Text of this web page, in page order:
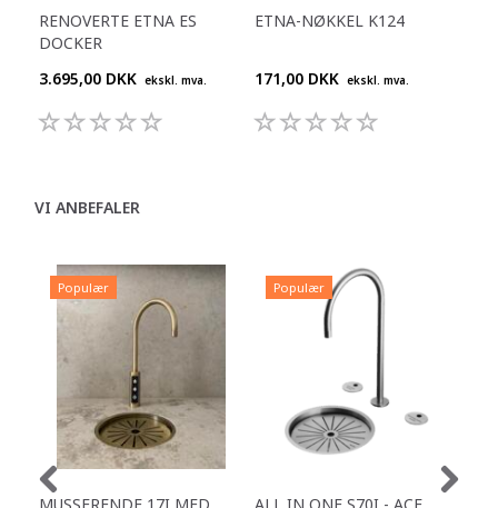
RENOVERTE ETNA ES
DOCKER
3.695,00 DKK ekskl. mva.
ETNA-NØKKEL K124
171,00 DKK ekskl. mva.
VI ANBEFALER
Populær
MUSSERENDE 17I MED
Populær
ALL IN ONE S70I - ACE